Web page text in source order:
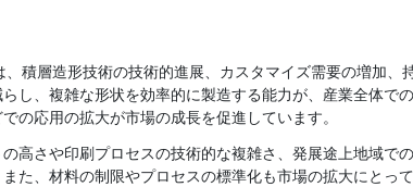
積層造形技術の技術的進展、カスタマイズ需要の増加、
し、複雑な形状を効率的に製造する能力が、産業全体で
の応用の拡大が市場の成長を促進しています。
高さや印刷プロセスの技術的な複雑さ、発展途上地域で
た、材料の制限やプロセスの標準化も市場の拡大にとっ